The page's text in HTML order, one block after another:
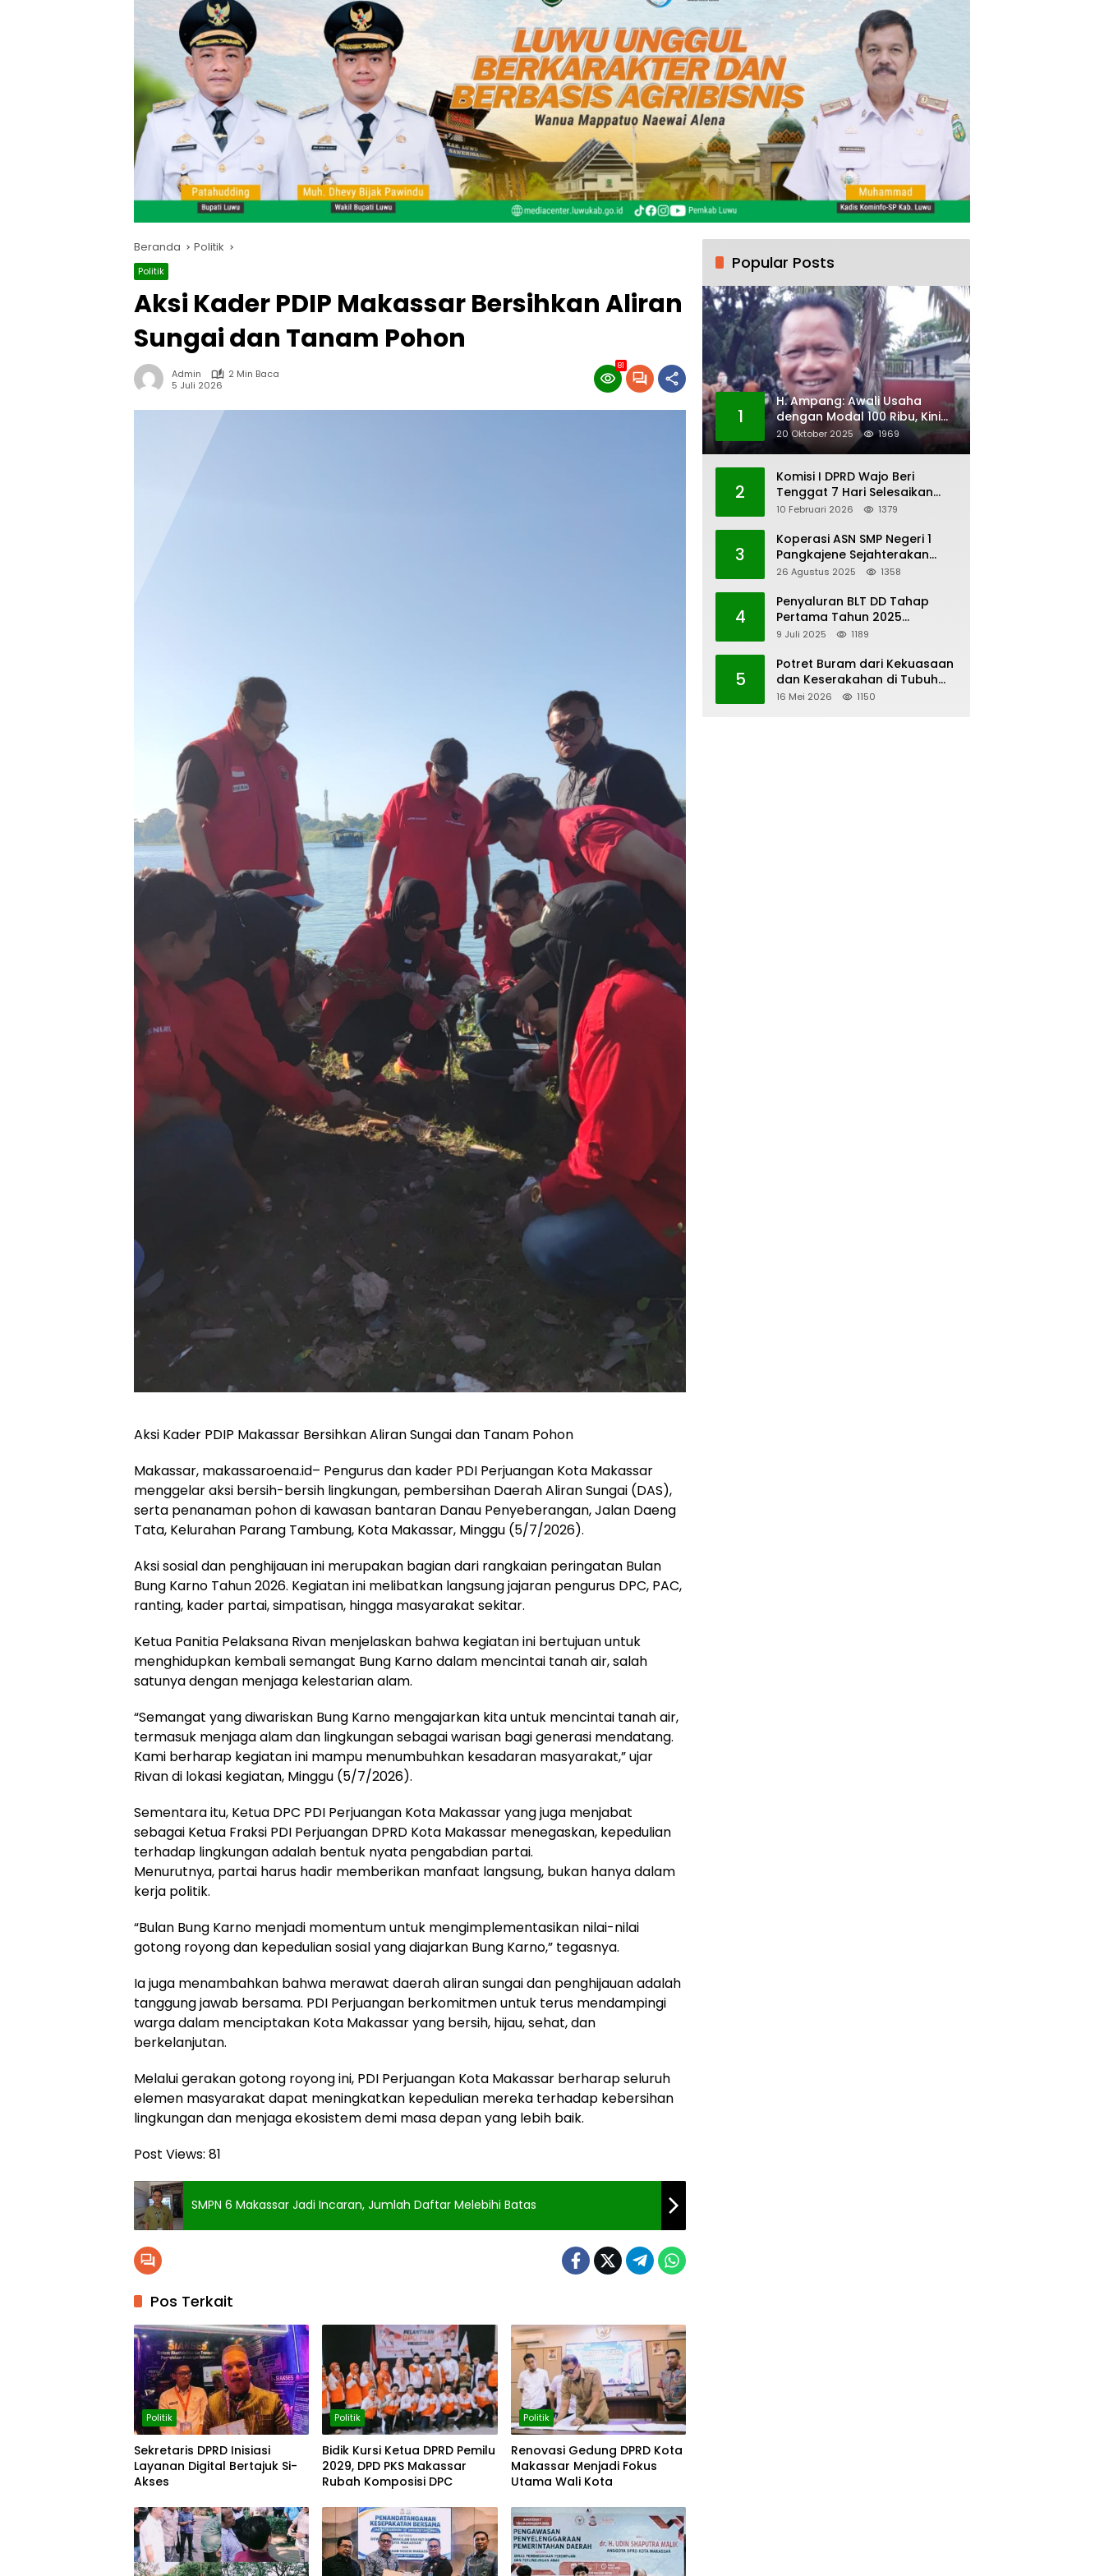
Beranda Politik
Politik
Aksi Kader PDIP Makassar Bersihkan Aliran
Sungai dan Tanam Pohon
Admin
2 Min Baca
5 Juli 2026
81
Aksi Kader PDIP Makassar Bersihkan Aliran Sungai dan Tanam Pohon
Makassar, makassaroena.id– Pengurus dan kader PDI Perjuangan Kota Makassar
menggelar aksi bersih-bersih lingkungan, pembersihan Daerah Aliran Sungai (DAS),
serta penanaman pohon di kawasan bantaran Danau Penyeberangan, Jalan Daeng
Tata, Kelurahan Parang Tambung, Kota Makassar, Minggu (5/7/2026).
Aksi sosial dan penghijauan ini merupakan bagian dari rangkaian peringatan Bulan
Bung Karno Tahun 2026. Kegiatan ini melibatkan langsung jajaran pengurus DPC, PAC,
ranting, kader partai, simpatisan, hingga masyarakat sekitar.
Ketua Panitia Pelaksana Rivan menjelaskan bahwa kegiatan ini bertujuan untuk
menghidupkan kembali semangat Bung Karno dalam mencintai tanah air, salah
satunya dengan menjaga kelestarian alam.
“Semangat yang diwariskan Bung Karno mengajarkan kita untuk mencintai tanah air,
termasuk menjaga alam dan lingkungan sebagai warisan bagi generasi mendatang.
Kami berharap kegiatan ini mampu menumbuhkan kesadaran masyarakat,” ujar
Rivan di lokasi kegiatan, Minggu (5/7/2026).
Sementara itu, Ketua DPC PDI Perjuangan Kota Makassar yang juga menjabat
sebagai Ketua Fraksi PDI Perjuangan DPRD Kota Makassar menegaskan, kepedulian
terhadap lingkungan adalah bentuk nyata pengabdian partai.
Menurutnya, partai harus hadir memberikan manfaat langsung, bukan hanya dalam
kerja politik.
“Bulan Bung Karno menjadi momentum untuk mengimplementasikan nilai-nilai
gotong royong dan kepedulian sosial yang diajarkan Bung Karno,” tegasnya.
Ia juga menambahkan bahwa merawat daerah aliran sungai dan penghijauan adalah
tanggung jawab bersama. PDI Perjuangan berkomitmen untuk terus mendampingi
warga dalam menciptakan Kota Makassar yang bersih, hijau, sehat, dan
berkelanjutan.
Melalui gerakan gotong royong ini, PDI Perjuangan Kota Makassar berharap seluruh
elemen masyarakat dapat meningkatkan kepedulian mereka terhadap kebersihan
lingkungan dan menjaga ekosistem demi masa depan yang lebih baik.
Post Views: 81
SMPN 6 Makassar Jadi Incaran, Jumlah Daftar Melebihi Batas
Pos Terkait
Politik
Sekretaris DPRD Inisiasi
Layanan Digital Bertajuk Si-
Akses
Politik
Bidik Kursi Ketua DPRD Pemilu
2029, DPD PKS Makassar
Rubah Komposisi DPC
Politik
Renovasi Gedung DPRD Kota
Makassar Menjadi Fokus
Utama Wali Kota
Popular Posts
1
H. Ampang: Awali Usaha
dengan Modal 100 Ribu, Kini
Jadi Jutawan
20 Oktober 2025 1969
2
Komisi I DPRD Wajo Beri
Tenggat 7 Hari Selesaikan
Polemik Pengangkatan KAUR
10 Februari 2026 1379
3
Koperasi ASN SMP Negeri 1
Pangkajene Sejahterakan
Anggota
26 Agustus 2025 1358
4
Penyaluran BLT DD Tahap
Pertama Tahun 2025
Lembang Kaero
9 Juli 2025 1189
5
Potret Buram dari Kekuasaan
dan Keserakahan di Tubuh
PWI Sulsel
16 Mei 2026 1150